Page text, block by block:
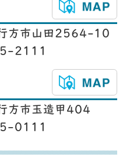
方市山田2564-10
2111
方市玉造甲404
0111